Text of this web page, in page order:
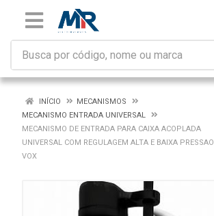
INÍCIO
MECANISMOS
MECANISMO ENTRADA UNIVERSAL
MECANISMO DE ENTRADA PARA CAIXA ACOPLADA
UNIVERSAL COM REGULAGEM ALTA E BAIXA PRESSAO
VOX